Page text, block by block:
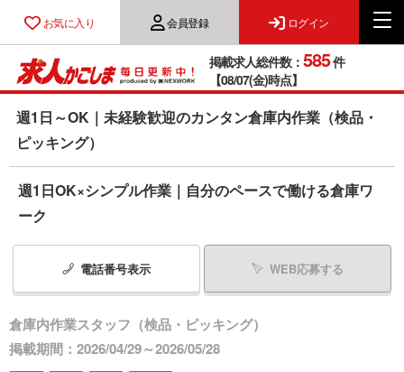
お気に入り 会員登録 ログイン
掲載求人総件数： 585件
【08/07(金)時点】
週1日～OK｜未経験歓迎のカンタン倉庫内作業（検品・
ピッキング）
週1日OK×シンプル作業｜自分のペースで働ける倉庫ワ
ーク
電話番号表示 WEB応募する
倉庫内作業スタッフ（検品・ピッキング）
掲載期間：2026/04/29～2026/05/28